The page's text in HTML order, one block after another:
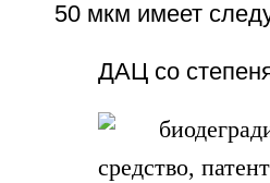
50 мкм имеет
ДАЦ со